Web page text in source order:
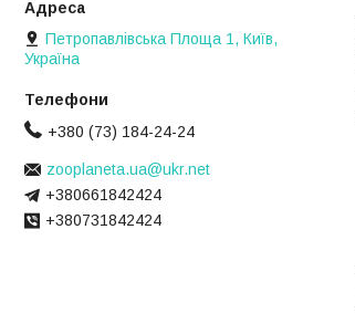
Петропавлівська Площа 1, Київ,
Україна
+380 (73) 184-24-24
zooplaneta.ua@ukr.net
+380661842424
+380731842424